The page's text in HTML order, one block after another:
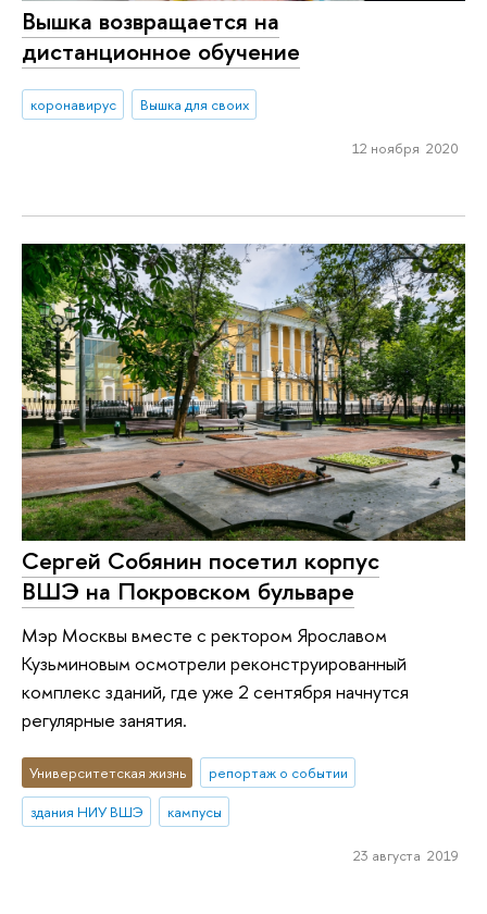
Вышка возвращается на
дистанционное обучение
коронавирус Вышка для своих
12 ноября 2020
Сергей Собянин посетил корпус
ВШЭ на Покровском бульваре
Мэр Москвы вместе с ректором Ярославом
Кузьминовым осмотрели реконструированный
комплекс зданий, где уже 2 сентября начнутся
регулярные занятия.
Университетская жизнь
репортаж о событии
здания НИУ ВШЭ
кампусы
23 августа 2019